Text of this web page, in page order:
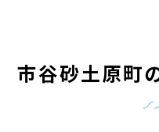
ー市谷砂土原町